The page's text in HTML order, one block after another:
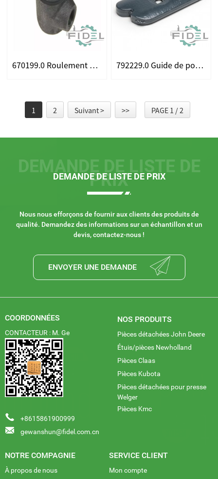
670199.0 Roulement pivotant pour les ajustements plastique Claas 792229.0 Guide de poulie ajustement pour CLAAS
1 2 Suivant > >> PAGE 1 / 2
DEMANDE DE LISTE DE
PRIX
DEMANDE DE LISTE DE PRIX
Nous nous efforçons de fournir aux clients des produits de
qualité. Demandez des informations sur un échantillon et un
devis, contactez-nous !
ENVOYER UNE DEMANDE
COORDONNÉES
CONTACTEUR : M. Ge
+8615861900999
gewanshun@fidel.com.cn
NOS PRODUITS
Pièces détachées John Deere
Étuis/pièces Newholland
Pièces Claas
Pièces Kubota
Pièces détachées pour presse
Welger
Pièces Kmc
NOTRE COMPAGNIE
À propos de nous
SERVICE CLIENT
Mon compte